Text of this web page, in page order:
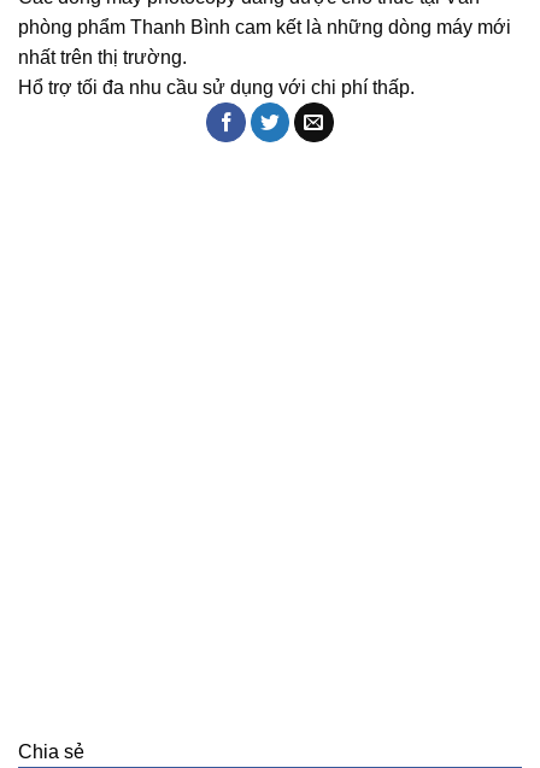
phòng phẩm Thanh Bình cam kết là những dòng máy mới
nhất trên thị trường.
Hổ trợ tối đa nhu cầu sử dụng với chi phí thấp.
Chia sẻ